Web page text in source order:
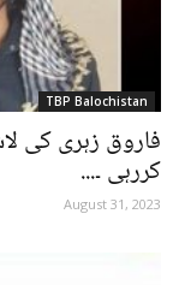
TBP Balochistan
فاروق زہری کی
کررہی ۔...
August 31, 2023